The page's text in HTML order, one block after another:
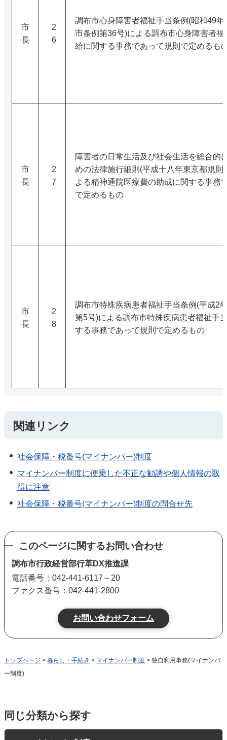
市
長
2
6
調布市心身障害者福祉手当条例(昭和49年
市条例第36号)による調布市心身障害者福
給に関する事務であって規則で定めるも
市
長
2
7
障害者の日常生活及び社会生活を総合的
めの法律施行細則(平成十八年東京都規則
よる精神通院医療費の助成に関する事務
で定めるもの
市
長
2
8
調布市特殊疾病患者福祉手当条例(平成2
第5号)による調布市特殊疾病患者福祉手
する事務であって規則で定めるもの
関連リンク
社会保障・税番号(マイナンバー)制度
マイナンバー制度に便乗した不正な勧誘や個人情報の取
得に注意
社会保障・税番号(マイナンバー)制度の問合せ先
このページに関するお問い合わせ
調布市行政経営部行革DX推進課
電話番号：042-441-6117～20
ファクス番号：042-441-2800
トップページ > 暮らし・手続き > マイナンバー制度 > 独自利用事務(マイナンバ
ー制度)
同じ分類から探す